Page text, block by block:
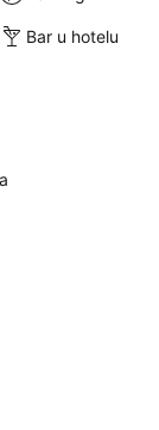
Bar u hotelu